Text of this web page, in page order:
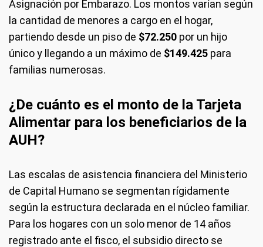
Asignación por Embarazo. Los montos varían según
la cantidad de menores a cargo en el hogar,
partiendo desde un piso de $72.250 por un hijo
único y llegando a un máximo de $149.425 para
familias numerosas.
¿De cuánto es el monto de la Tarjeta
Alimentar para los beneficiarios de la
AUH?
Las escalas de asistencia financiera del Ministerio
de Capital Humano se segmentan rígidamente
según la estructura declarada en el núcleo familiar.
Para los hogares con un solo menor de 14 años
registrado ante el fisco, el subsidio directo se